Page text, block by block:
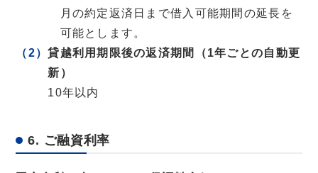
月の約定返済日まで借入可能期間の延長を
可能とします。
貸越利用期限後の返済期間（1年ごとの自動更
新）
10年以内
6. ご融資利率